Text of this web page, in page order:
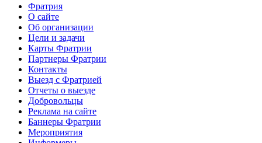
Фратрия
О сайте
Об организации
Цели и задачи
Карты Фратрии
Партнеры Фратрии
Контакты
Выезд с Фратрией
Отчеты о выезде
Добровольцы
Реклама на сайте
Баннеры Фратрии
Мероприятия